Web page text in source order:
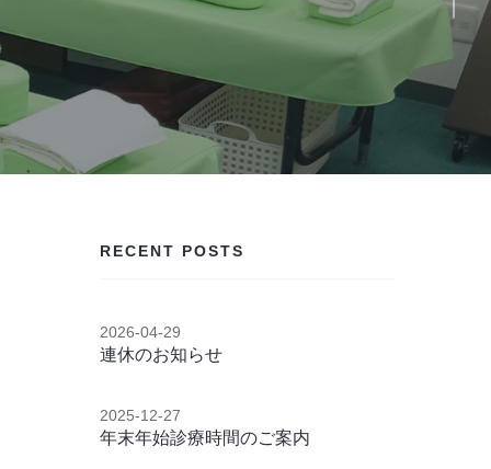
RECENT POSTS
2026-04-29
連休のお知らせ
2025-12-27
年末年始診療時間のご案内